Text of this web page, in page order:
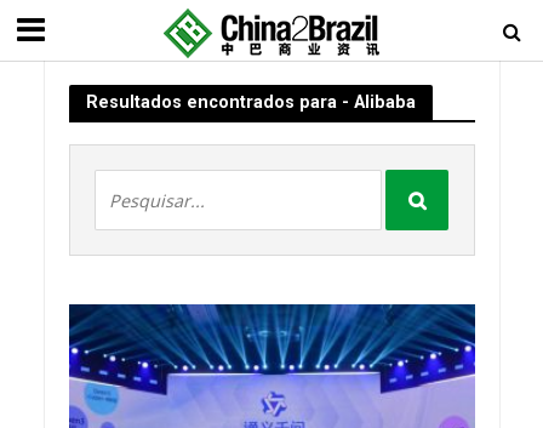
Resultados encontrados para - Alibaba